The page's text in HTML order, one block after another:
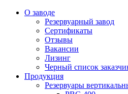
О заводе
Резервуарный завод
Сертификаты
Отзывы
Вакансии
Лизинг
Черный список
Продукция
Резервуары